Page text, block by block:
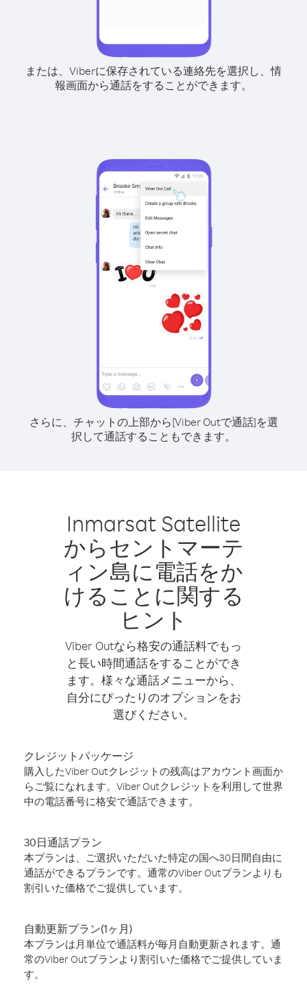
または、Viberに保存されている連絡先を選択し、情
報画面から通話をすることができます。
さらに、チャットの上部から[Viber Outで通話]を選
択して通話することもできます。
Inmarsat Satellite
からセントマーテ
ィン島に電話をか
けることに関する
ヒント
Viber Outなら格安の通話料でもっ
と長い時間通話をすることができ
ます。様々な通話メニューから、
自分にぴったりのオプションをお
選びください。
クレジットパッケージ
購入したViber Outクレジットの残高はアカウント画面か
らご覧になれます。Viber Outクレジットを利用して世界
中の電話番号に格安で通話できます。
30日通話プラン
本プランは、ご選択いただいた特定の国へ30日間自由に
通話ができるプランです。通常のViber Outプランよりも
割引いた価格でご提供しています。
自動更新プラン(1ヶ月)
本プランは月単位で通話料が毎月自動更新されます。通
常のViber Outプランより割引いた価格でご提供していま
す。